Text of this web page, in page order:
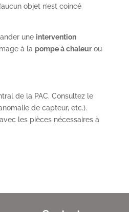
objet n’est coincé
une intervention
à la pompe à chaleurou
de la PAC. Consultez le
de capteur, etc.).
les pièces nécessaires à